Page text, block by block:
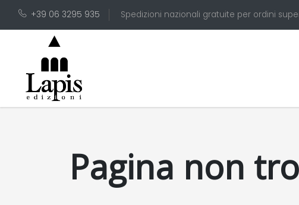
+39 06 3295 935 Spedizioni nazionali gratuite per ordini
Pagina non